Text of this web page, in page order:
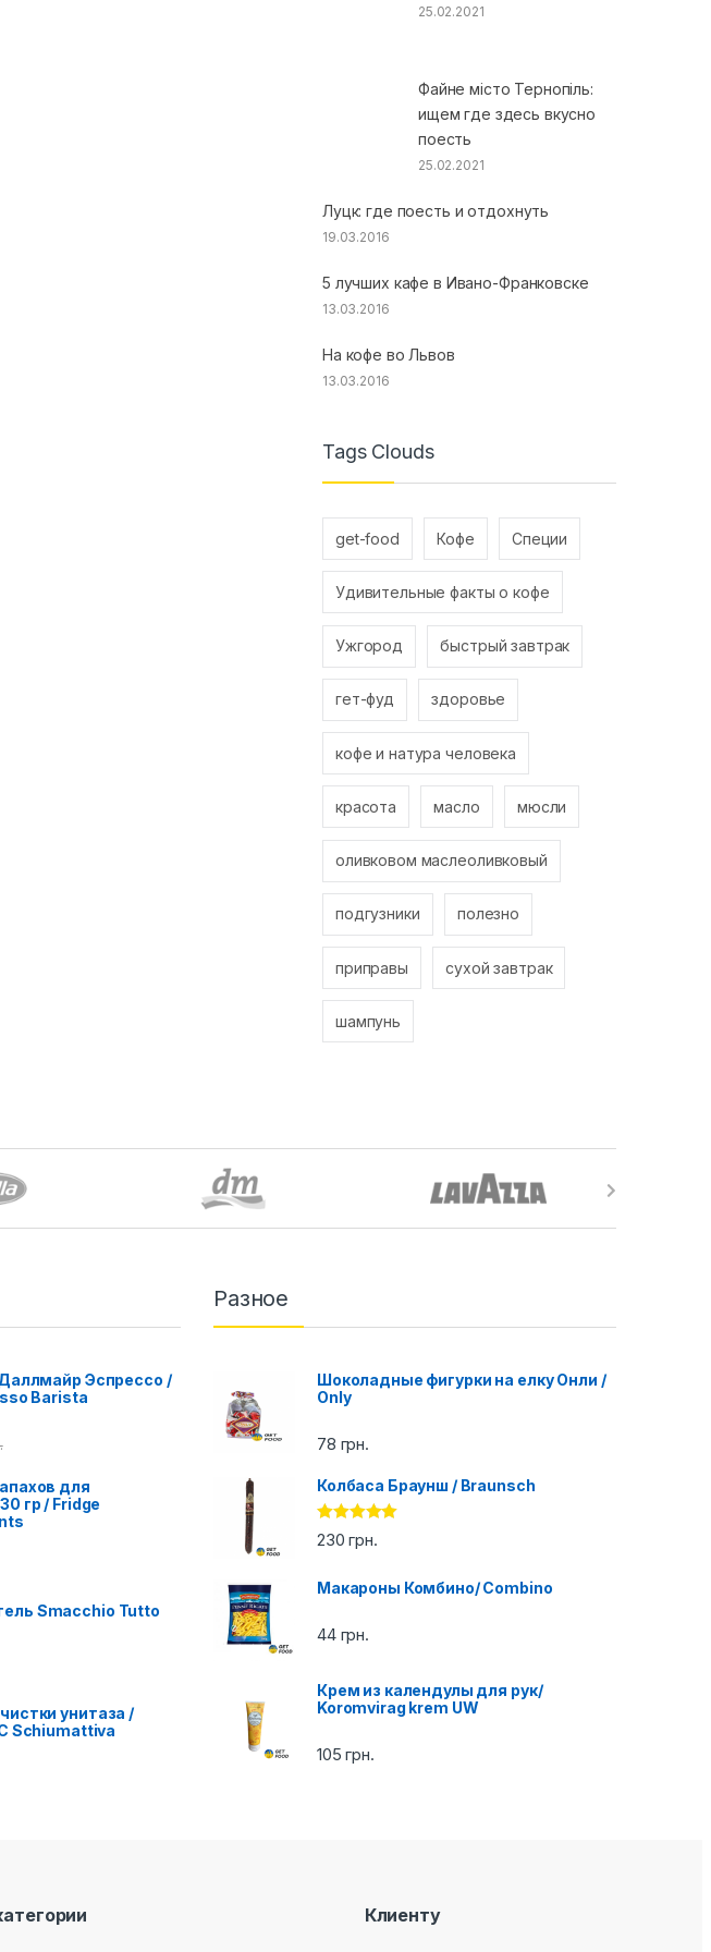
25.02.2021
Файне місто Тернопіль:
ищем где здесь вкусно
поесть
25.02.2021
Луцк: где поесть и отдохнуть
19.03.2016
5 лучших кафе в Ивано-Франковске
13.03.2016
На кофе во Львов
13.03.2016
Tags Clouds
get-food Кофе Специи
Удивительные факты о кофе
Ужгород быстрый завтрак
гет-фуд здоровье
кофе и натура человека
красота масло мюсли
оливковом маслеоливковый
подгузники полезно
приправы сухой завтрак
шампунь
Эспрессо /
Barista
для
гр / Fridge
Smacchio Tutto
унитаза /
Schiumattiva
Разное
Шоколадные фигурки на елку Онли /
Only
78 грн.
Колбаса Браунш / Braunsch
Оценка 5.00
из 5
230грн.
Макароны Комбино/ Combino
44 грн.
Крем из календулы для рук/
Koromvirag krem ​​UW
105грн.
Клиенту